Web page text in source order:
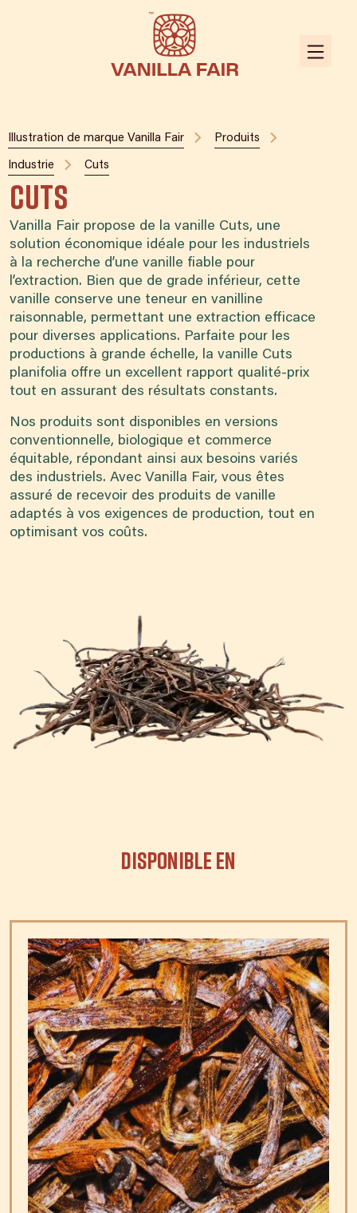
Illustration de marque Vanilla Fair Produits
Industrie Cuts
Cuts
Vanilla Fair propose de la vanille Cuts, une
solution économique idéale pour les industriels
à la recherche d’une vanille fiable pour
l’extraction. Bien que de grade inférieur, cette
vanille conserve une teneur en vanilline
raisonnable, permettant une extraction efficace
pour diverses applications. Parfaite pour les
productions à grande échelle, la vanille Cuts
planifolia offre un excellent rapport qualité-prix
tout en assurant des résultats constants.
Nos produits sont disponibles en versions
conventionnelle, biologique et commerce
équitable, répondant ainsi aux besoins variés
des industriels. Avec Vanilla Fair, vous êtes
assuré de recevoir des produits de vanille
adaptés à vos exigences de production, tout en
optimisant vos coûts.
Disponible en